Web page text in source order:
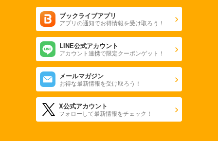
ブックライブアプリ
アプリの通知でお得情報を受け取ろう！
LINE公式アカウント
アカウント連携で限定クーポンゲット！
メールマガジン
お得な最新情報を受け取ろう！
X公式アカウント
フォローして最新情報をチェック！